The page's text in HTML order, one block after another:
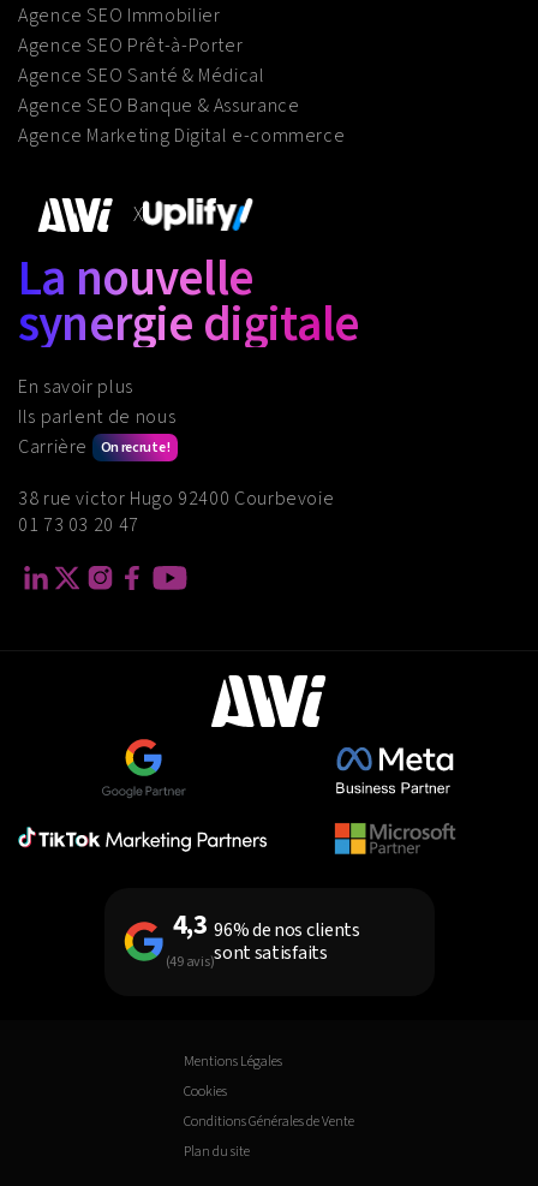
Agence SEO Immobilier
Agence SEO Prêt-à-Porter
Agence SEO Santé & Médical
Agence SEO Banque & Assurance
Agence Marketing Digital e-commerce
X
La nouvelle
synergie digitale
En savoir plus
Ils parlent de nous
Carrière
On recrute !
38 rue victor Hugo 92400 Courbevoie
01 73 03 20 47
4,3
(49 avis)
96% de nos clients
sont satisfaits
Mentions Légales
Cookies
Conditions Générales de Vente
Plan du site